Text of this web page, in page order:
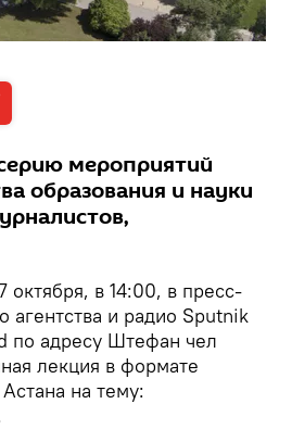
мероприятий
образования и науки
октября, в 14:00, в пресс-
и радио Sputnik
по адресу Штефан чел
лекция в формате
на тему: